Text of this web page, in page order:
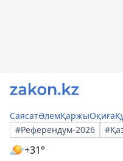
СаясатӘлемҚаржыОқиға
#Референдум-2026
+31°